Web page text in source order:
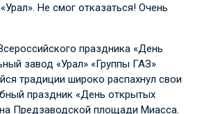
Не смог отказаться! Очень
праздника «День
завод «Урал» «Группы ГАЗ»
традиции широко распахнул свои
праздник «День открытых
Предзаводской площади Миасса.